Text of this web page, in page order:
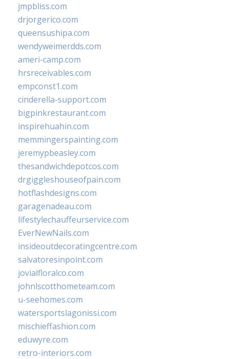
jmpbliss.com
drjorgerico.com
queensushipa.com
wendyweimerdds.com
ameri-camp.com
hrsreceivables.com
empconst1.com
cinderella-support.com
bigpinkrestaurant.com
inspirehuahin.com
memmingerspainting.com
jeremypbeasley.com
thesandwichdepotcos.com
drgiggleshouseofpain.com
hotflashdesigns.com
garagenadeau.com
lifestylechauffeurservice.com
EverNewNails.com
insideoutdecoratingcentre.com
salvatoresinpoint.com
jovialfloralco.com
johnlscotthometeam.com
u-seehomes.com
watersportslagonissi.com
mischieffashion.com
eduwyre.com
retro-interiors.com